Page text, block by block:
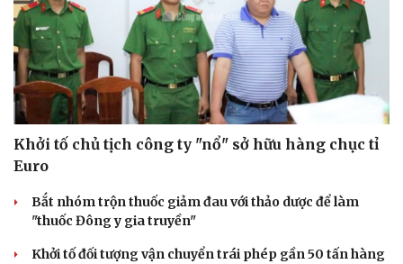
Văn hóa
Sân khấu - Điện ảnh
Âm nhạc
Di sản
Giải trí
Sao Việt
Khởi tố chủ tịch công ty "nổ" sở hữu hàng chục tỉ
Euro
Bắt nhóm trộn thuốc giảm đau với thảo dược để làm
"thuốc Đông y gia truyền"
Khởi tố đối tượng vận chuyển trái phép gần 50 tấn hàng